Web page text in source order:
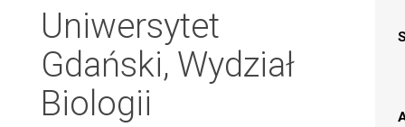
Uniwersytet
Gdański, Wydział
Biologii